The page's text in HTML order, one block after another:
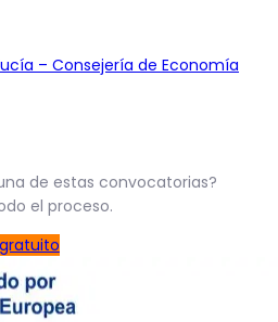
– Consejería de Economía
de estas convocatorias?
el proceso.